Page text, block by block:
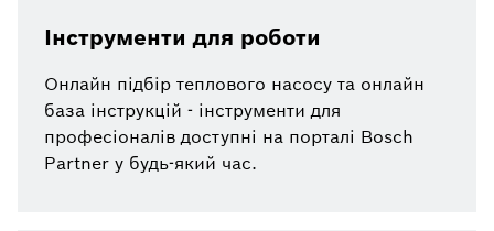
Інструменти для роботи
Онлайн підбір теплового насосу та онлайн
база інструкцій - інструменти для
професіоналів доступні на порталі Bosch
Partner у будь-який час.